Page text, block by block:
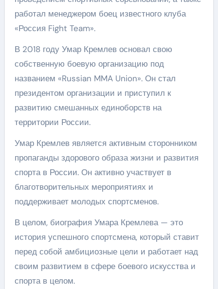
работал менеджером боец известного клуба
«Россия Fight Team».
В 2018 году Умар Кремлев основал свою
собственную боевую организацию под
названием «Russian MMA Union». Он стал
президентом организации и приступил к
развитию смешанных единоборств на
территории России.
Умар Кремлев является активным сторонником
пропаганды здорового образа жизни и развития
спорта в России. Он активно участвует в
благотворительных мероприятиях и
поддерживает молодых спортсменов.
В целом, биография Умара Кремлева — это
история успешного спортсмена, который ставит
перед собой амбициозные цели и работает над
своим развитием в сфере боевого искусства и
спорта в целом.